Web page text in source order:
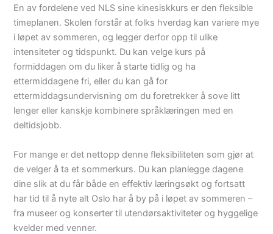
En av fordelene ved NLS sine kinesiskkurs er den fleksible
timeplanen. Skolen forstår at folks hverdag kan variere mye
i løpet av sommeren, og legger derfor opp til ulike
intensiteter og tidspunkt. Du kan velge kurs på
formiddagen om du liker å starte tidlig og ha
ettermiddagene fri, eller du kan gå for
ettermiddagsundervisning om du foretrekker å sove litt
lenger eller kanskje kombinere språklæringen med en
deltidsjobb.
For mange er det nettopp denne fleksibiliteten som gjør at
de velger å ta et sommerkurs. Du kan planlegge dagene
dine slik at du får både en effektiv læringsøkt og fortsatt
har tid til å nyte alt Oslo har å by på i løpet av sommeren –
fra museer og konserter til utendørsaktiviteter og hyggelige
kvelder med venner.